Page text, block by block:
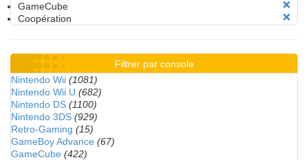
GameCube
Coopération
Filtrer par console
Nintendo Wii (1081)
Nintendo Wii U (682)
Nintendo DS (1100)
Nintendo 3DS (929)
Retro-Gaming (15)
GameBoy Advance (67)
GameCube (422)